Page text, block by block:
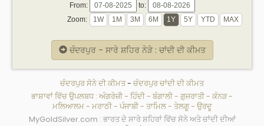
From:
to:
Zoom:
ਚੰਦਰਪੁਰ - ਸਾਰੇ ਸ਼ਹਿਰ ਨੇੜੇ : ਚਾਂਦੀ ਦੀ ਕੀਮਤ
ਚੰਦਰਪੁਰ ਸੋਨੇ ਦੀ ਕੀਮਤ- ਚੰਦਰਪੁਰ ਚਾਂਦੀ ਦੀ ਕੀਮਤ
ਭਾਸ਼ਾਵਾਂ ਵਿੱਚ ਉਪਲਬਧ : ਅੰਗਰੇਜ਼ੀ- ਹਿੰਦੀ- ਬੰਗਾਲੀ- ਗੁਜਰਾਤੀ- ਕੰਨੜ-
ਮਲਿਆਲਮ- ਮਰਾਠੀ- ਪੰਜਾਬੀ- ਤਾਮਿਲ- ਤੇਲਗੂ- ਉਰਦੂ
MyGoldSilver.com : ਭਾਰਤ ਦੇ ਸਾਰੇ ਸ਼ਹਿਰਾਂ ਵਿੱਚ ਸੋਨੇ ਅਤੇ ਚਾਂਦੀ ਦੀਆਂ